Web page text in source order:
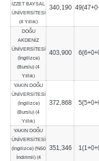
İZZET BAYSAL
ÜNİVERSİTESİ
(4 Yıllık)
340,190
DOĞU
AKDENİZ
ÜNİVERSİTESİ
(İngilizce)
(Burslu) (4
Yıllık)
403,900
YAKIN DOĞU
ÜNİVERSİTESİ
(İngilizce)
(Burslu) (4
Yıllık)
372,868
YAKIN DOĞU
ÜNİVERSİTESİ
(İngilizce) (%50
İndirimli) (4
351,346